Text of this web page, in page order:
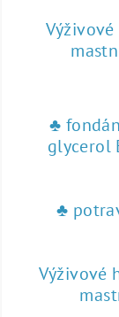
♣
glycerol
♣
Výživové